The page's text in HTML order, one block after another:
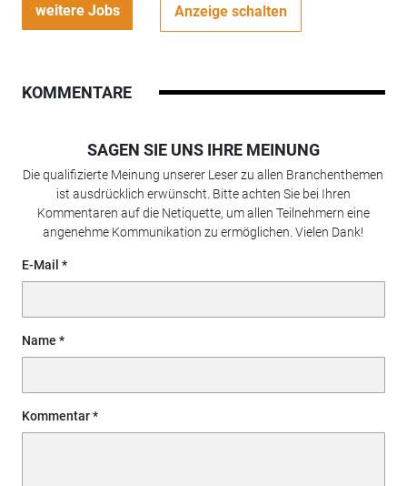
weitere Jobs Anzeige schalten
KOMMENTARE
SAGEN SIE UNS IHRE MEINUNG
Die qualifizierte Meinung unserer Leser zu allen Branchenthemen
ist ausdrücklich erwünscht. Bitte achten Sie bei Ihren
Kommentaren auf die Netiquette, um allen Teilnehmern eine
angenehme Kommunikation zu ermöglichen. Vielen Dank!
E-Mail
Name
Kommentar